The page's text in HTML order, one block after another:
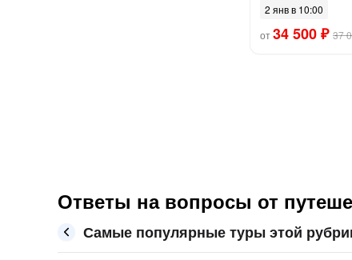
2 янв в 10:00
от34 500 ₽ 37
Ответы на вопросы от
Самые популярные туры этой